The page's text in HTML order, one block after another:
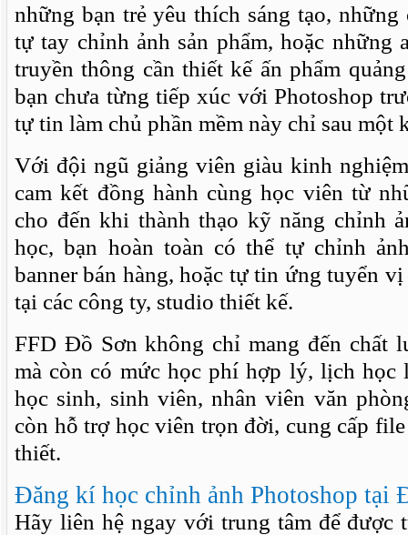
những bạn trẻ yêu thích sáng tạo,
tự tay chỉnh ảnh sản phẩm, hoặc những
truyền thông cần thiết kế ấn phẩm
bạn chưa từng tiếp xúc với Photoshop
tự tin làm chủ phần mềm này chỉ sau một
Với đội ngũ giảng viên giàu kinh
cam kết đồng hành cùng học viên từ
cho đến khi thành thạo kỹ năng chỉnh
học, bạn hoàn toàn có thể tự chỉnh
banner bán hàng, hoặc tự tin ứng tuyển
tại các công ty, studio thiết kế.
FFD Đồ Sơn không chỉ mang đến chất
mà còn có mức học phí hợp lý, lịch học
học sinh, sinh viên, nhân viên văn
còn hỗ trợ học viên trọn đời, cung cấp
thiết.
Đăng kí học chỉnh ảnh Photoshop tại
Hãy liên hệ ngay với trung tâm để